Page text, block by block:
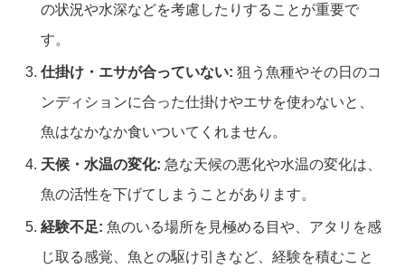
の状況や水深などを考慮したりすることが重要で
す。
仕掛け・エサが合っていない: 狙う魚種やその日のコ
ンディションに合った仕掛けやエサを使わないと、
魚はなかなか食いついてくれません。
天候・水温の変化: 急な天候の悪化や水温の変化は、
魚の活性を下げてしまうことがあります。
経験不足: 魚のいる場所を見極める目や、アタリを感
じ取る感覚、魚との駆け引きなど、経験を積むこと